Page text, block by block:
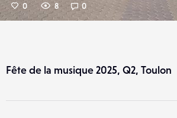
0 8 0
Fête de la musique 2025, Q2, Toulon